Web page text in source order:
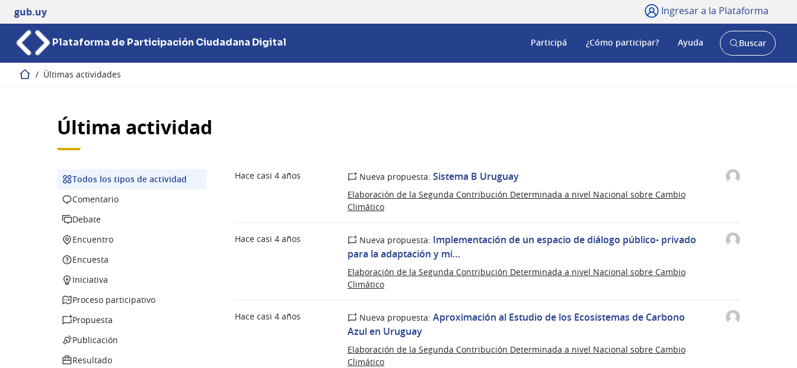
gub.uy Ingresar a la Plataforma
Plataforma de Participación Ciudadana Digital Participá ¿Cómo participar? Ayuda
AbrirBuscar
Inicio / Últimas actividades
Última actividad
Todos los tipos de actividad
Todos los tipos de actividad
Comentario
Comentario
DebateDebate
Encuentro
Encuentro
Encuesta
Encuesta
Iniciativa
Iniciativa
Proceso participativo
Proceso participativo
Propuesta
Propuesta
Publicación
Publicación
Resultado
Resultado
Hace casi 4 años Nueva propuesta: Sistema B Uruguay
Elaboración de la Segunda Contribución Determinada a nivel Nacional sobre Cambio
Climático
Hace casi 4 años Nueva propuesta: Implementación de un espacio de diálogo público- privado
para la adaptación y mi…
Elaboración de la Segunda Contribución Determinada a nivel Nacional sobre Cambio
Climático
Hace casi 4 años Nueva propuesta: Aproximación al Estudio de los Ecosistemas de Carbono
Azul en Uruguay
Elaboración de la Segunda Contribución Determinada a nivel Nacional sobre Cambio
Climático